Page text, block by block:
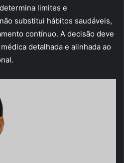
limites e
substitui hábitos saudáveis,
contínuo. A decisão deve
detalhada e alinhada ao